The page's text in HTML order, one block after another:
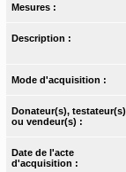
Mesures :
Description :
Mode d'acquisition :
Donateur(s), testateur(s)
ou vendeur(s) :
Date de l'acte
d'acquisition :